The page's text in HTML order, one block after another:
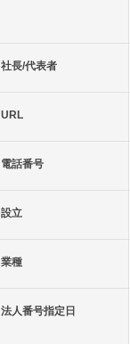
社長/代表者
URL
電話番号
設立
業種
法人番号指定日